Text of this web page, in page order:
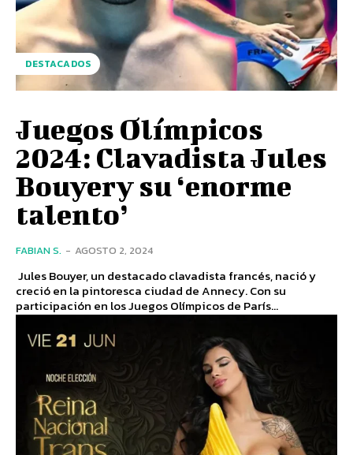
DESTACADOS
Juegos Olímpicos
2024: Clavadista Jules
Bouyery su ‘enorme
talento’
FABIAN S. - AGOSTO 2, 2024
Jules Bouyer, un destacado clavadista francés, nació y
creció en la pintoresca ciudad de Annecy. Con su
participación en los Juegos Olímpicos de París...